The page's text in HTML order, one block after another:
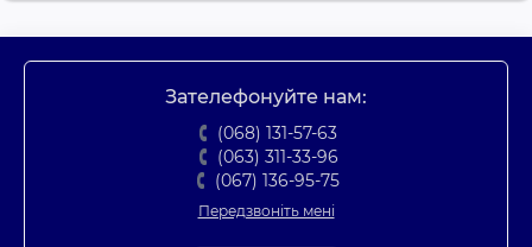
Зателефонуйте нам:
(068) 131-57-63
(063) 311-33-96
(067) 136-95-75
Передзвоніть мені